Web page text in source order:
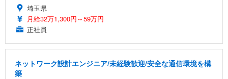
埼玉県
月給32万1,300円～59万円
正社員
ネットワーク設計エンジニア/未経験歓迎/安全な通信環境を構
築